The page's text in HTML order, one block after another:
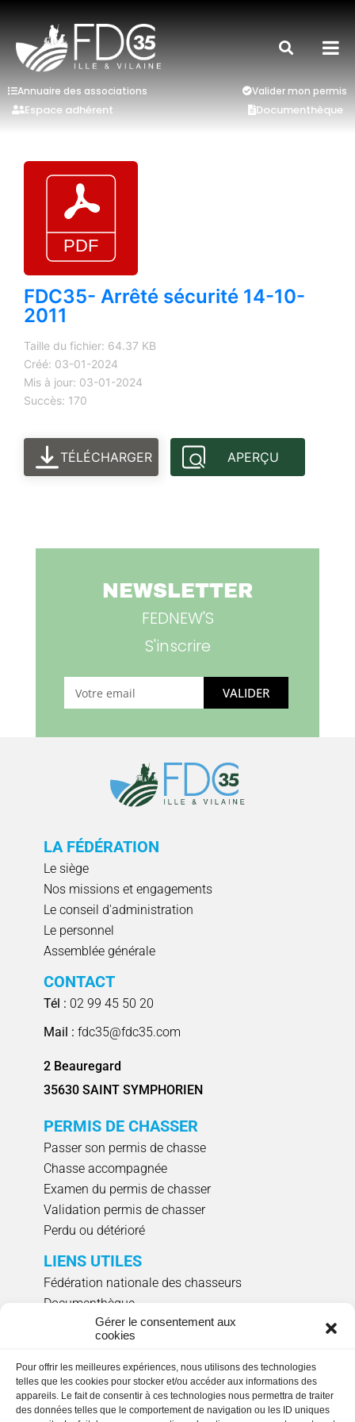
Gérer le consentement aux
cookies
Pour offrir les meilleures expériences, nous utilisons des technologies
telles que les cookies pour stocker et/ou accéder aux informations des
appareils. Le fait de consentir à ces technologies nous permettra de traiter
des données telles que le comportement de navigation ou les ID uniques
Annuaire des associations Valider mon permis
Espace adhérent Documenthèque
FDC35- Arrêté sécurité 14-10-
2011
Taille du fichier: 64.37 KB
Créé: 03-01-2024
Mis à jour: 03-01-2024
Succès: 170
TÉLÉCHARGER APERÇU
NEWSLETTER
FEDNEW'S
S'inscrire
VALIDER
LA FÉDÉRATION
Le siège
Nos missions et engagements
Le conseil d'administration
Le personnel
Assemblée générale
CONTACT
Tél : 02 99 45 50 20
Mail : fdc35@fdc35.com
2 Beauregard
35630 SAINT SYMPHORIEN
PERMIS DE CHASSER
Passer son permis de chasse
Chasse accompagnée
Examen du permis de chasser
Validation permis de chasser
Perdu ou détérioré
LIENS UTILES
Fédération nationale des chasseurs
Documenthèque
Agenda évènements
NOUS SUIVRE